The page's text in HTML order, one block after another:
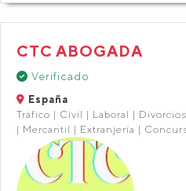
CTC ABOGADA
Verificado
España
Tráfico | Civil | Laboral |
| Mercantil | Extranjería |